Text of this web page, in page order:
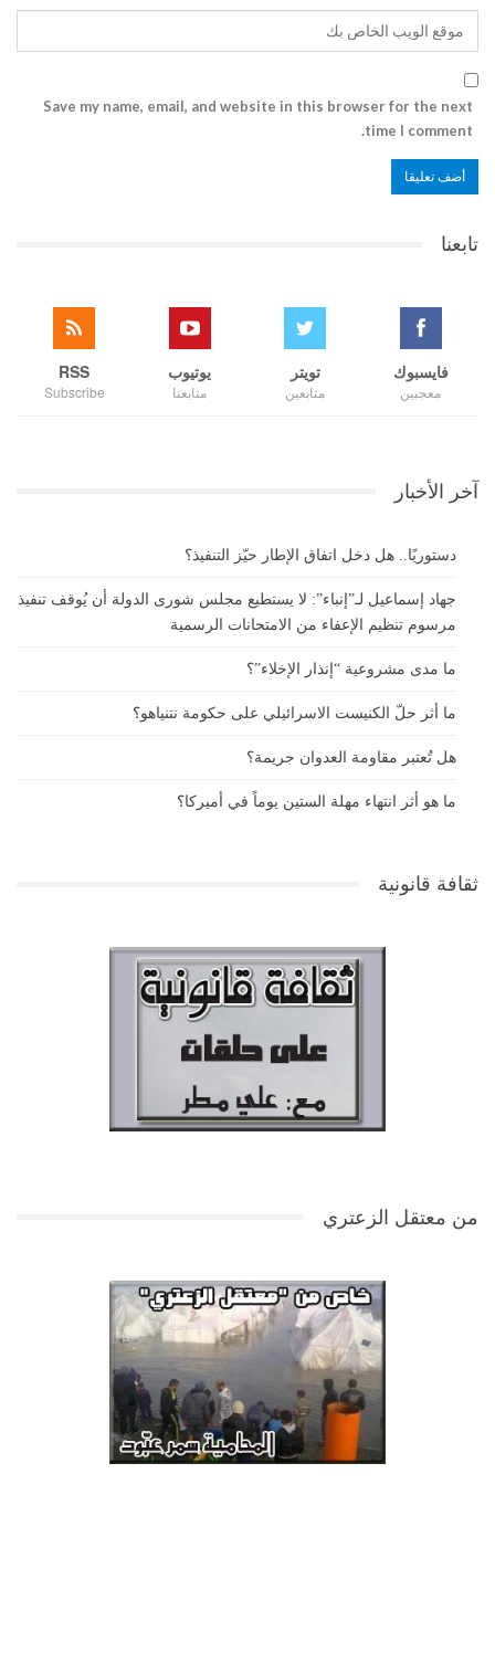
Save my name, email, and website in this browser for the next
time I comment.
تابعنا
فايسبوك
معجبين
تويتر
متابعين
يوتيوب
متابعنا
RSS
Subscribe
آخر الأخبار
دستوريًا.. هل دخل اتفاق الإطار حيّز التنفيذ؟
جهاد إسماعيل لـ”إنباء”: لا يستطيع مجلس شورى الدولة أن يُوقف تنفيذ
مرسوم تنظيم الإعفاء من الامتحانات الرسمية
ما مدى مشروعية “إنذار الإخلاء”؟
ما أثر حلّ الكنيست الاسرائيلي على حكومة نتنياهو؟
هل تُعتبر مقاومة العدوان جريمة؟
ما هو أثر انتهاء مهلة الستين يوماً في أميركا؟
ثقافة قانونية
من معتقل الزعتري